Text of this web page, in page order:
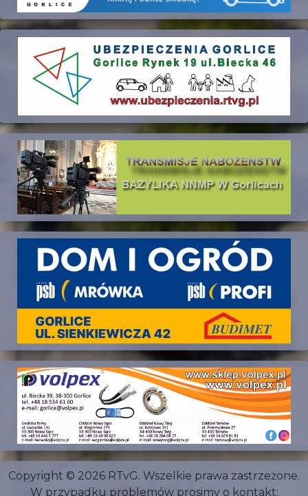
Copyright © 2026 RTvG. Wszelkie prawa zastrzeżone.
W przypadku problemów prosimy o kontakt: